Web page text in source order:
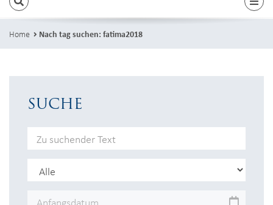
SUCHEN
Home Nach tag suchen: fatima2018
SUCHE